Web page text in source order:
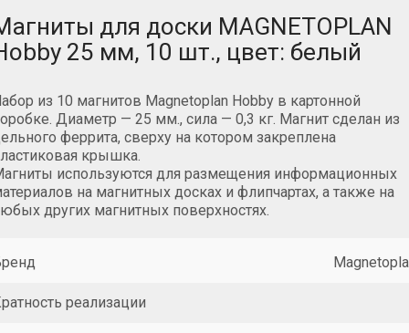
для доски MAGNETOPLAN
25 мм, 10 шт., цвет: белый
из 10 магнитов Magnetoplan Hobby в картонной
Диаметр — 25 мм., сила — 0,3 кг. Магнит сделан из
феррита, сверху на котором закреплена
крышка.
используются для размещения информационных
на магнитных досках и флипчартах, а также на
других магнитных поверхностях.
реализации